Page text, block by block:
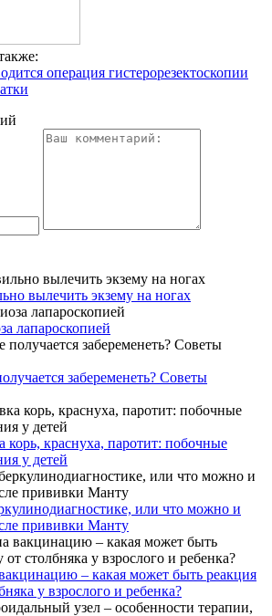
операция гистерорезектоскопии
вылечить экзему на ногах
лапароскопией
забеременеть? Советы
корь, краснуха, паротит: побочные
у детей
или что можно и
прививки Манту
– какая может быть реакция
у взрослого и ребенка?